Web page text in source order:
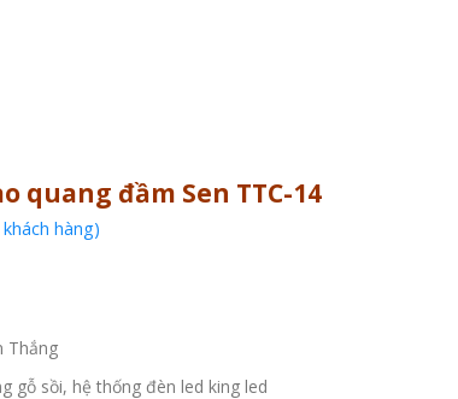
quang đầm Sen TTC-14
hàng)
Thắng
gỗ sồi, hệ thống đèn led king led